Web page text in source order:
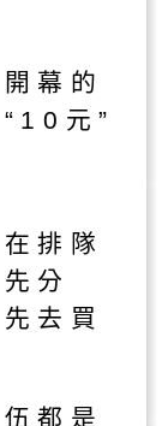
幕的
元”
排隊
分
去買
都是